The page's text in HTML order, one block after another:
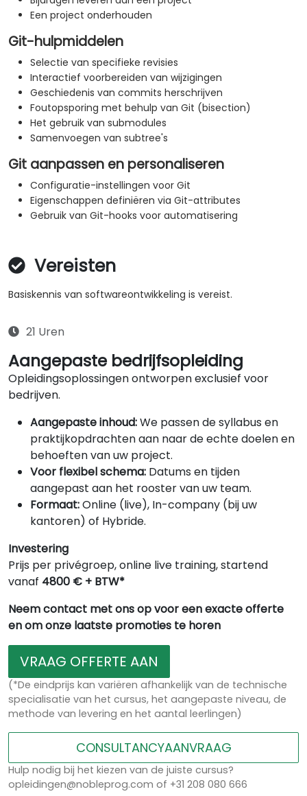
Een project onderhouden
Git-hulpmiddelen
Selectie van specifieke revisies
Interactief voorbereiden van wijzigingen
Geschiedenis van commits herschrijven
Foutopsporing met behulp van Git (bisection)
Het gebruik van submodules
Samenvoegen van subtree's
Git aanpassen en personaliseren
Configuratie-instellingen voor Git
Eigenschappen definiëren via Git-attributes
Gebruik van Git-hooks voor automatisering
Vereisten
Basiskennis van softwareontwikkeling is vereist.
21 Uren
Aangepaste bedrijfsopleiding
Opleidingsoplossingen ontworpen exclusief voor
bedrijven.
Aangepaste inhoud:We passen de syllabus en
praktijkopdrachten aan naar de echte doelen en
behoeften van uw project.
Voor flexibel schema: Datums en tijden
aangepast aan het rooster van uw team.
Formaat:Online (live), In-company (bij uw
kantoren) of Hybride.
Investering
Prijs per privégroep, online live training, startend
vanaf 4800 € + BTW*
Neem contact met ons op voor een exacte offerte
en om onze laatste promoties te horen
VRAAG OFFERTE AAN
(*De eindprijs kan variëren afhankelijk van de technische
specialisatie van het cursus, het aangepaste niveau, de
methode van levering en het aantal leerlingen)
CONSULTANCYAANVRAAG
Hulp nodig bij het kiezen van de juiste cursus?
opleidingen@nobleprog.com of +31 208 080 666